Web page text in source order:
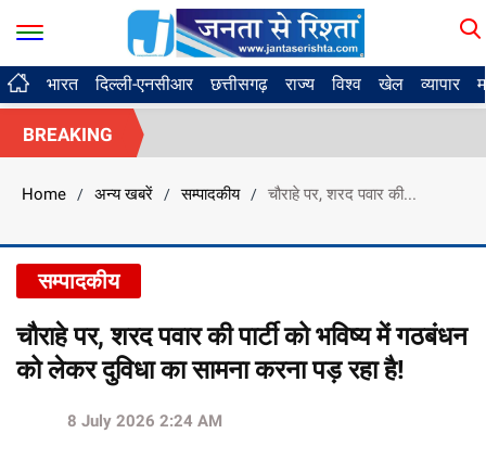
भारत दिल्ली-एनसीआर छत्तीसगढ़ राज्य विश्व खेल व्यापार
BREAKING
Home / अन्य खबरें / सम्पादकीय / चौराहे पर, शरद पवार की...
सम्पादकीय
चौराहे पर, शरद पवार की पार्टी को भविष्य में गठबंधन
को लेकर दुविधा का सामना करना पड़ रहा है!
8 July 2026 2:24 AM